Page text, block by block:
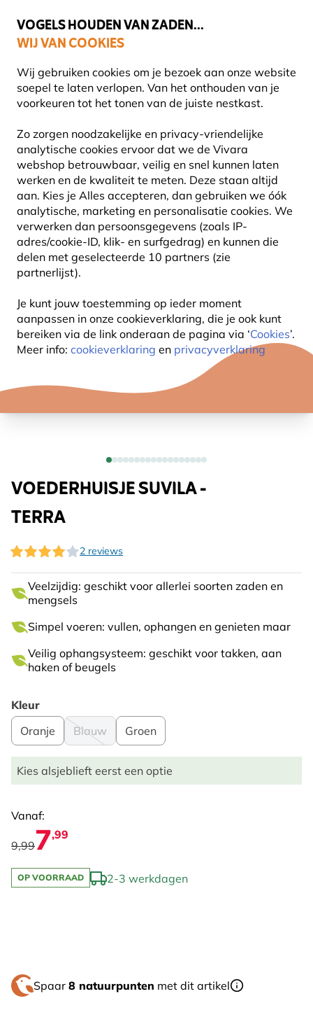
VOGELS HOUDEN VAN ZADEN...
WIJ VAN COOKIES
Wij gebruiken cookies om je bezoek aan onze website
soepel te laten verlopen. Van het onthouden van je
voorkeuren tot het tonen van de juiste nestkast.
Zo zorgen noodzakelijke en privacy-vriendelijke
analytische cookies ervoor dat we de Vivara
webshop betrouwbaar, veilig en snel kunnen laten
werken en de kwaliteit te meten. Deze staan altijd
aan. Kies je Alles accepteren, dan gebruiken we óók
analytische, marketing en personalisatie cookies. We
verwerken dan persoonsgegevens (zoals IP-
adres/cookie-ID, klik- en surfgedrag) en kunnen die
delen met geselecteerde 10 partners (zie
partnerlijst).
Je kunt jouw toestemming op ieder moment
aanpassen in onze cookieverklaring, die je ook kunt
bereiken via de link onderaan de pagina via ‘Cookies’.
Meer info: cookieverklaring en privacyverklaring
Uitstekend beoordeeld door klanten in 11 landen
20% KORTING
VOEDERHUISJE SUVILA -
TERRA
2 reviews
Veelzijdig: geschikt voor allerlei soorten zaden en
mengsels
Simpel voeren: vullen, ophangen en genieten maar
Veilig ophangsysteem: geschikt voor takken, aan
haken of beugels
Kleur
Oranje
Blauw Groen
Kies alsjeblieft eerst een optie
Vanaf:
9,997,99
OP VOORRAAD 2-3 werkdagen
Spaar 8 natuurpunten met dit artikel